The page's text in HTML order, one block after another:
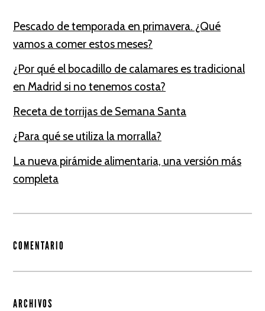
Pescado de temporada en primavera. ¿Qué
vamos a comer estos meses?
¿Por qué el bocadillo de calamares es tradicional
en Madrid si no tenemos costa?
Receta de torrijas de Semana Santa
¿Para qué se utiliza la morralla?
La nueva pirámide alimentaria, una versión más
completa
COMENTARIO
ARCHIVOS